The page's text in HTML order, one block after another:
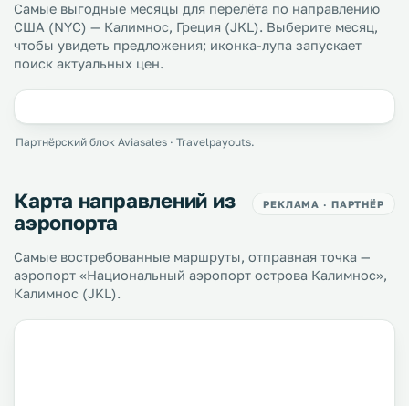
Самые выгодные месяцы для перелёта по направлению
США (NYC) — Калимнос, Греция (JKL). Выберите месяц,
чтобы увидеть предложения; иконка-лупа запускает
поиск актуальных цен.
Партнёрский блок Aviasales · Travelpayouts.
Карта направлений из
аэропорта
РЕКЛАМА · ПАРТНЁР
Самые востребованные маршруты, отправная точка —
аэропорт «Национальный аэропорт острова Калимнос»,
Калимнос (JKL).